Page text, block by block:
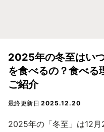
2025年の冬至はい
を食べるの？食べる
ご紹介
最終更新日2025.12.20
2025年の「冬至」は12月